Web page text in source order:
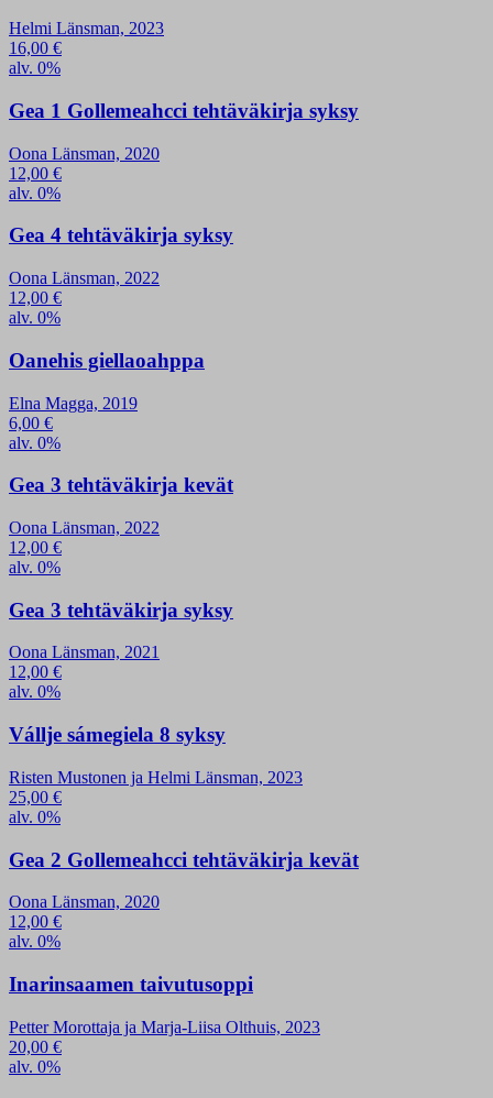
Helmi Länsman, 2023
16,00 €
alv. 0%
Gea 1 Gollemeahcci tehtäväkirja syksy
Oona Länsman, 2020
12,00 €
alv. 0%
Gea 4 tehtäväkirja syksy
Oona Länsman, 2022
12,00 €
alv. 0%
Oanehis giellaoahppa
Elna Magga, 2019
6,00 €
alv. 0%
Gea 3 tehtäväkirja kevät
Oona Länsman, 2022
12,00 €
alv. 0%
Gea 3 tehtäväkirja syksy
Oona Länsman, 2021
12,00 €
alv. 0%
Vállje sámegiela 8 syksy
Risten Mustonen ja Helmi Länsman, 2023
25,00 €
alv. 0%
Gea 2 Gollemeahcci tehtäväkirja kevät
Oona Länsman, 2020
12,00 €
alv. 0%
Inarinsaamen taivutusoppi
Petter Morottaja ja Marja-Liisa Olthuis, 2023
20,00 €
alv. 0%